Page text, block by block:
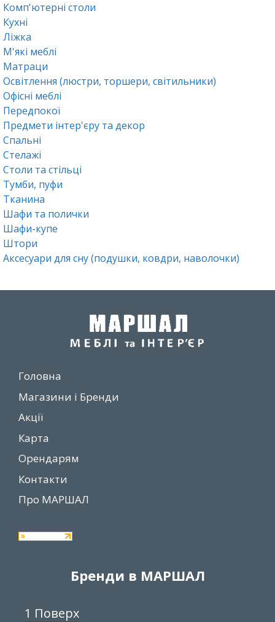
Комп'ютерні столи
Кухні
Ліжка
М'які меблі
Матраци
Освітлення (люстри, торшери, світильники)
Офісні меблі
Передпокої
Предмети інтер'єру та декор
Спальні
Стелажі
Столи та стільці
Тумби, пуфи
Тканина
Шафи та полички
Шафи-купе
Штори
Аксесуари для сну (подушки, ковдри, наволочки)
Головна
Магазини і Бренди
Акції
Карта
Орендарям
Контакти
Про МАРШАЛ
Бренди в МАРШАЛ
1 Поверх